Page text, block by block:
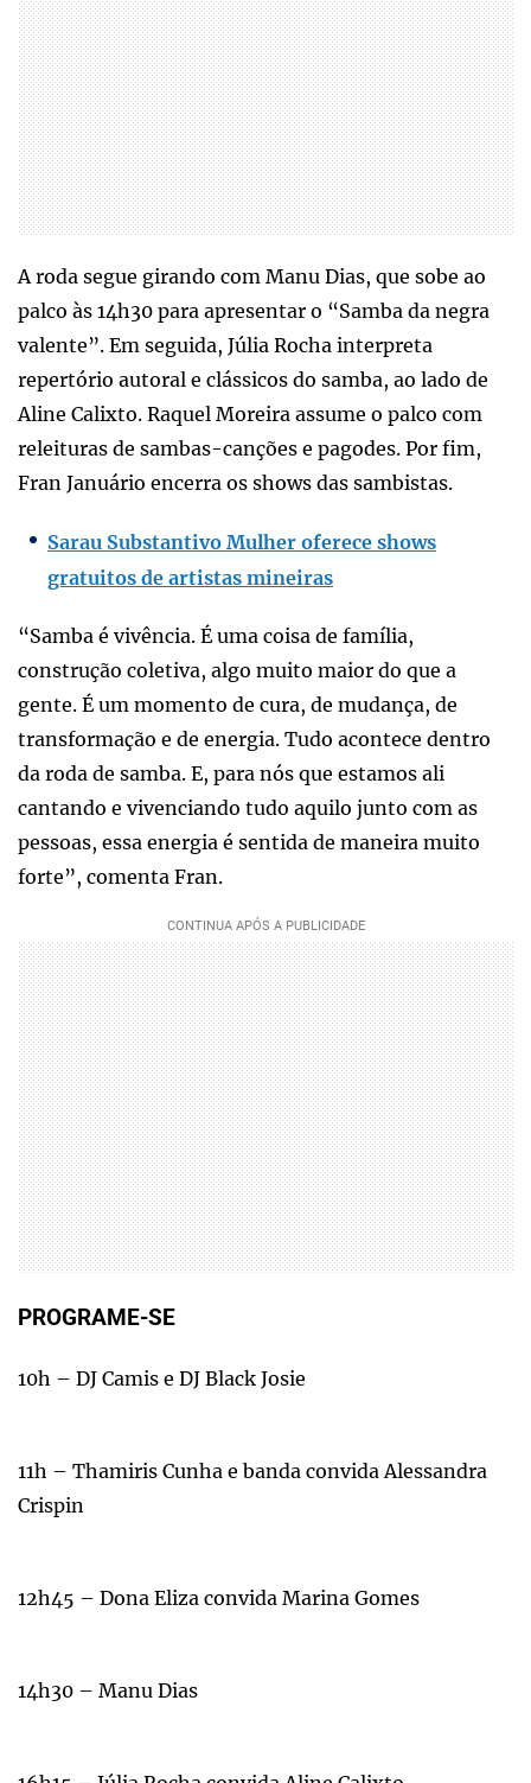
A roda segue girando com Manu Dias, que sobe ao
palco às 14h30 para apresentar o “Samba da negra
valente”. Em seguida, Júlia Rocha interpreta
repertório autoral e clássicos do samba, ao lado de
Aline Calixto. Raquel Moreira assume o palco com
releituras de sambas-canções e pagodes. Por fim,
Fran Januário encerra os shows das sambistas.
Sarau Substantivo Mulher oferece shows
gratuitos de artistas mineiras
“Samba é vivência. É uma coisa de família,
construção coletiva, algo muito maior do que a
gente. É um momento de cura, de mudança, de
transformação e de energia. Tudo acontece dentro
da roda de samba. E, para nós que estamos ali
cantando e vivenciando tudo aquilo junto com as
pessoas, essa energia é sentida de maneira muito
forte”, comenta Fran.
PROGRAME-SE
10h – DJ Camis e DJ Black Josie
11h – Thamiris Cunha e banda convida Alessandra
Crispin
12h45 – Dona Eliza convida Marina Gomes
14h30 – Manu Dias